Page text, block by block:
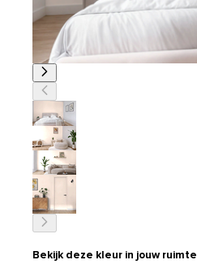
Bekijk deze kleur in jouw ruimte